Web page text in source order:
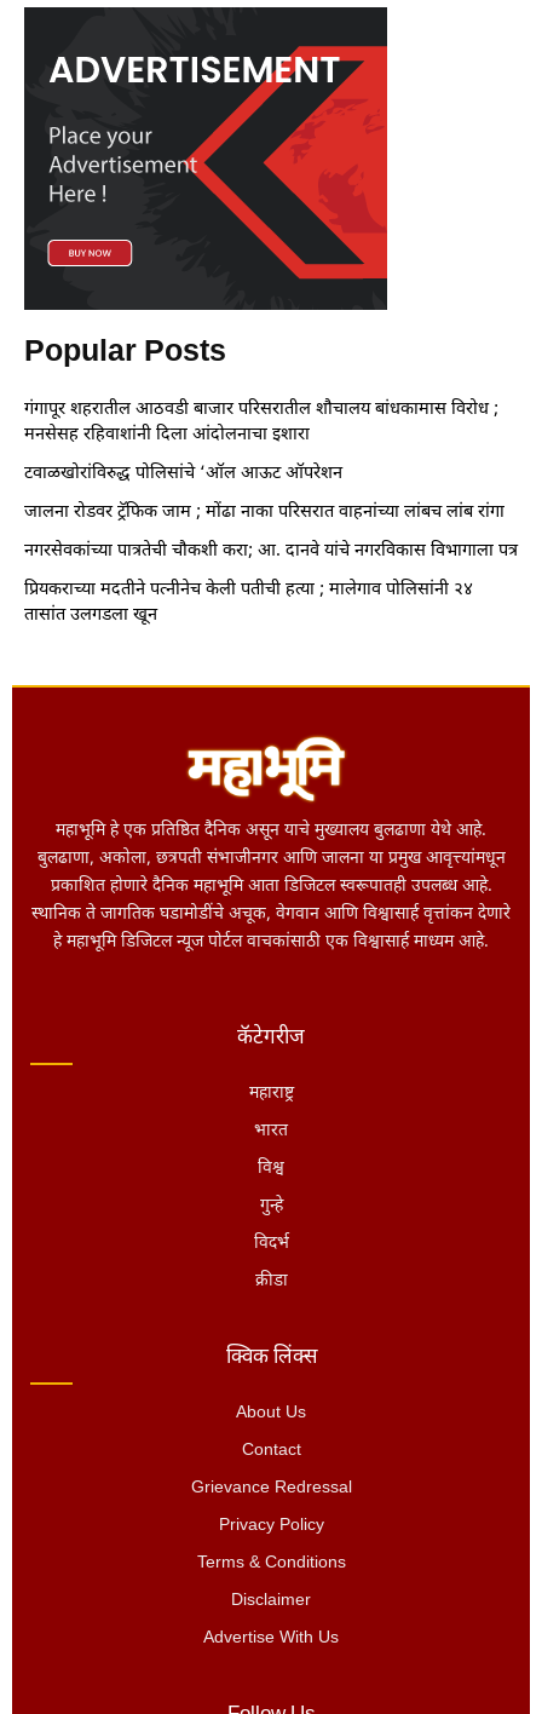
Popular Posts
गंगापूर शहरातील आठवडी बाजार परिसरातील शौचालय बांधकामास विरोध ;
मनसेसह रहिवाशांनी दिला आंदोलनाचा इशारा
टवाळखोरांविरुद्ध पोलिसांचे ‘ऑल आऊट ऑपरेशन
जालना रोडवर ट्रॅफिक जाम ; मोंढा नाका परिसरात वाहनांच्या लांबच लांब रांगा
नगरसेवकांच्या पात्रतेची चौकशी करा; आ. दानवे यांचे नगरविकास विभागाला पत्र
प्रियकराच्या मदतीने पत्नीनेच केली पतीची हत्या ; मालेगाव पोलिसांनी २४
तासांत उलगडला खून
महाभूमि हे एक प्रतिष्ठित दैनिक असून याचे मुख्यालय बुलढाणा येथे आहे.
बुलढाणा, अकोला, छत्रपती संभाजीनगर आणि जालना या प्रमुख आवृत्त्यांमधून
प्रकाशित होणारे दैनिक महाभूमि आता डिजिटल स्वरूपातही उपलब्ध आहे.
स्थानिक ते जागतिक घडामोडींचे अचूक, वेगवान आणि विश्वासार्ह वृत्तांकन देणारे
हे महाभूमि डिजिटल न्यूज पोर्टल वाचकांसाठी एक विश्वासार्ह माध्यम आहे.
कॅटेगरीज
महाराष्ट्र
भारत
विश्व
गुन्हे
विदर्भ
क्रीडा
क्विक लिंक्स
About Us
Contact
Grievance Redressal
Privacy Policy
Terms & Conditions
Disclaimer
Advertise With Us